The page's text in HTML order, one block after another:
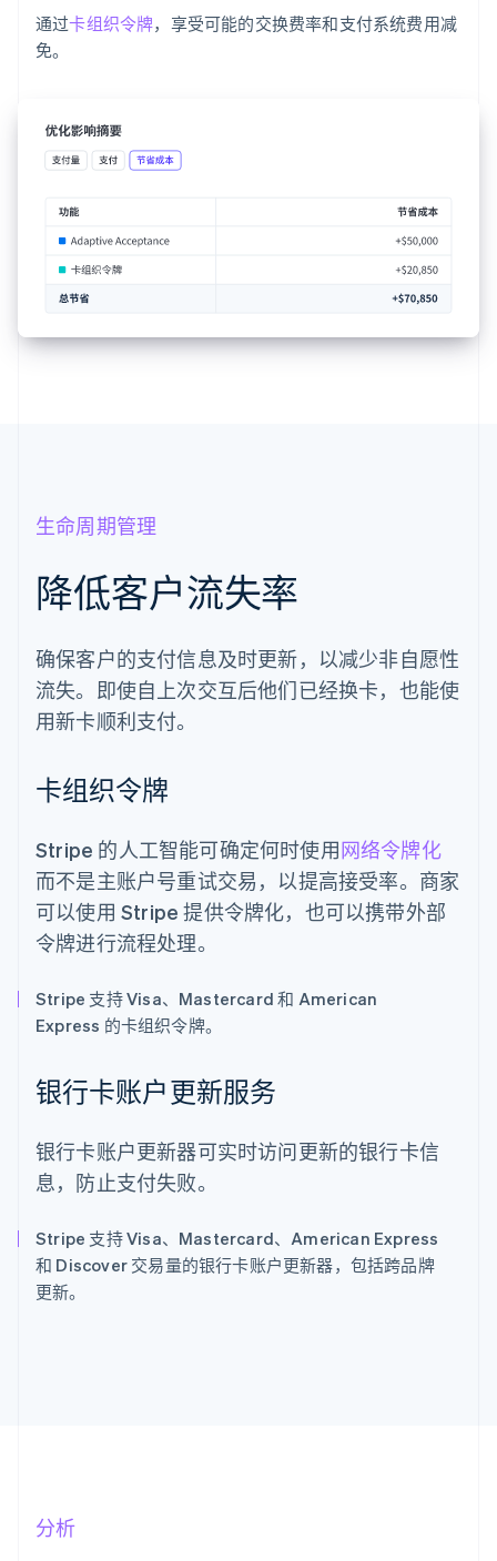
通过卡组织令牌，享受可能的交换费率和支付系统费用减
免。
生命周期管理
降低客户流失率
确保客户的支付信息及时更新，以减少非自愿性
流失。即使自上次交互后他们已经换卡，也能使
用新卡顺利支付。
卡组织令牌
Stripe 的人工智能可确定何时使用网络令牌化
而不是主账户号重试交易，以提高接受率。商家
可以使用 Stripe 提供令牌化，也可以携带外部
令牌进行流程处理。
Stripe 支持 Visa、Mastercard 和 American
Express 的卡组织令牌。
银行卡账户更新服务
银行卡账户更新器可实时访问更新的银行卡信
息，防止支付失败。
Stripe 支持 Visa、Mastercard、American Express
和 Discover 交易量的银行卡账户更新器，包括跨品牌
更新。
分析